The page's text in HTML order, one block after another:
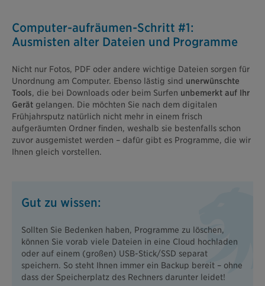
Computer-aufräumen-Schritt #1:
Ausmisten alter Dateien und Programme
Nicht nur Fotos, PDF oder andere wichtige Dateien sorgen für
Unordnung am Computer. Ebenso lästig sind unerwünschte
Tools, die bei Downloads oder beim Surfen unbemerkt auf Ihr
Gerät gelangen. Die möchten Sie nach dem digitalen
Frühjahrsputz natürlich nicht mehr in einem frisch
aufgeräumten Ordner finden, weshalb sie bestenfalls schon
zuvor ausgemistet werden – dafür gibt es Programme, die wir
Ihnen gleich vorstellen.
Gut zu wissen:
Sollten Sie Bedenken haben, Programme zu löschen,
können Sie vorab viele Dateien in eine Cloud hochladen
oder auf einem (großen) USB-Stick/SSD separat
speichern. So steht Ihnen immer ein Backup bereit – ohne
dass der Speicherplatz des Rechners darunter leidet!